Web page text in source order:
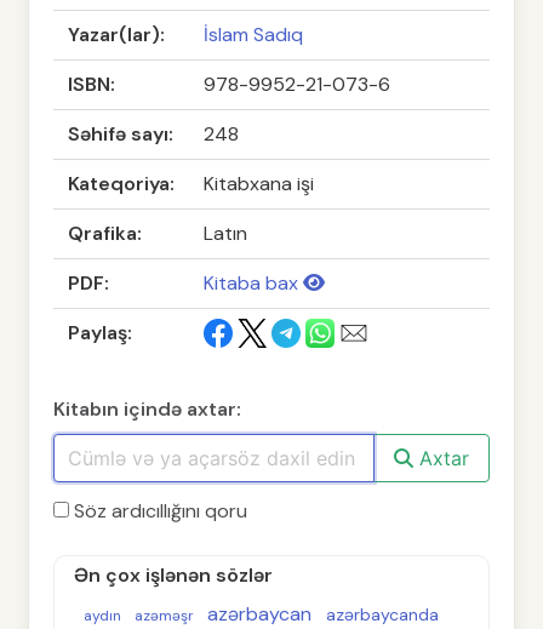
Yazar(lar):
İslam Sadıq
ISBN:
978-9952-21-073-6
Səhifə sayı:
248
Kateqoriya:
Kitabxana işi
Qrafika:
Latın
PDF:
Kitaba bax
Paylaş:
Kitabın içində axtar:
Axtar
Söz ardıcıllığını qoru
Ən çox işlənən sözlər
aydın azəməşr azərbaycan azərbaycanda